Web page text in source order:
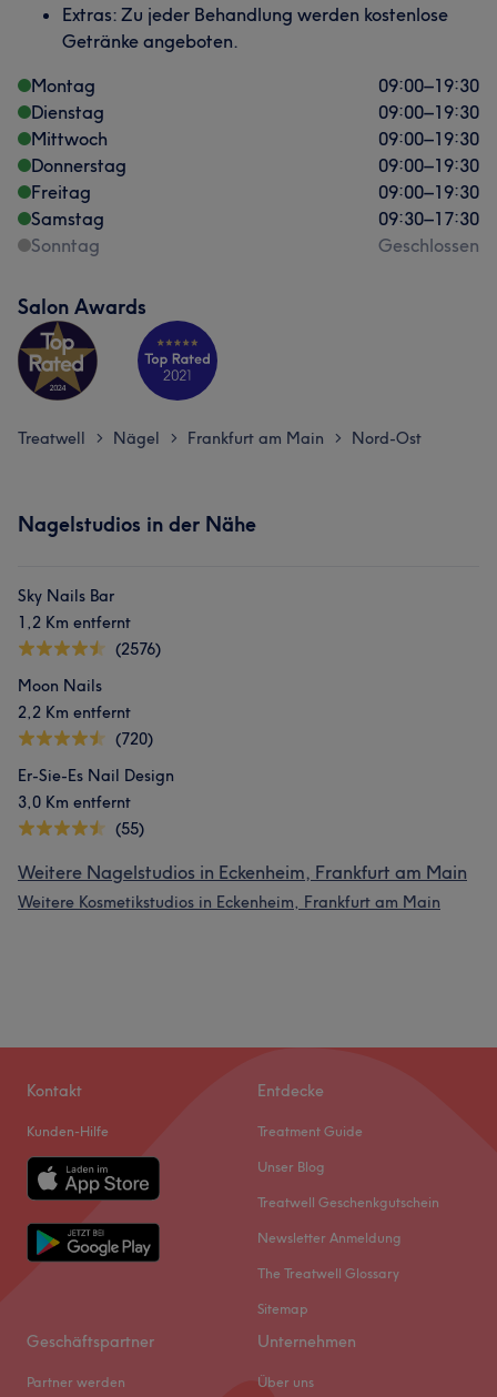
Extras: Zu jeder Behandlung werden kostenlose
Getränke angeboten.
Montag
09:00–19:30
Dienstag
09:00–19:30
Mittwoch
09:00–19:30
Donnerstag
09:00–19:30
Freitag
09:00–19:30
Samstag
09:30–17:30
Sonntag
Geschlossen
Salon Awards
Treatwell > Nägel > Frankfurt am Main > Nord-Ost
Nagelstudios in der Nähe
Sky Nails Bar
1,2 Km entfernt
(2576)
Moon Nails
2,2 Km entfernt
(720)
Er-Sie-Es Nail Design
3,0 Km entfernt
(55)
Weitere Nagelstudios in Eckenheim, Frankfurt am Main
Weitere Kosmetikstudios in Eckenheim, Frankfurt am Main
Kontakt
Kunden-Hilfe
Entdecke
Treatment Guide
Unser Blog
Treatwell Geschenkgutschein
Newsletter Anmeldung
The Treatwell Glossary
Sitemap
Geschäftspartner
Partner werden
Unternehmen
Über uns